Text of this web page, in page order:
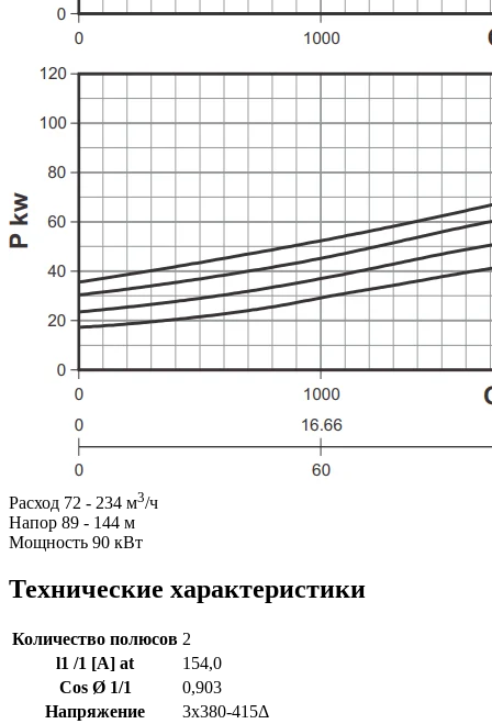
Расход 72 - 234 м3/ч
Напор 89 - 144 м
Мощность 90 кВт
Технические характеристики
Количество полюсов 2
l1 /1 [A] at
154,0
Cos Ø 1/1
0,903
Напряжение
3x380-415Δ